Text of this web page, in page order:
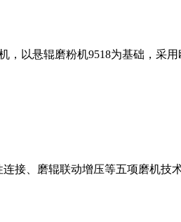
以悬辊磨粉机9518为基础，采
接、磨辊联动增压等五项磨机技